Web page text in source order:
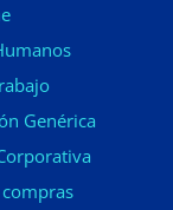
Genérica